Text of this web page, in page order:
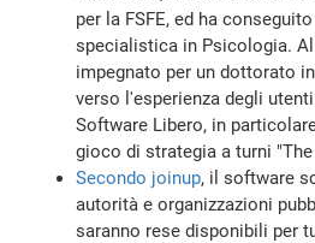
per la FSFE, ed ha
specialistica in Psicologia.
impegnato per un dottorato
verso l'esperienza degli
Software Libero, in
gioco di strategia a turni
Secondo joinup, il software
autorità e organizzazioni
saranno rese disponibili per